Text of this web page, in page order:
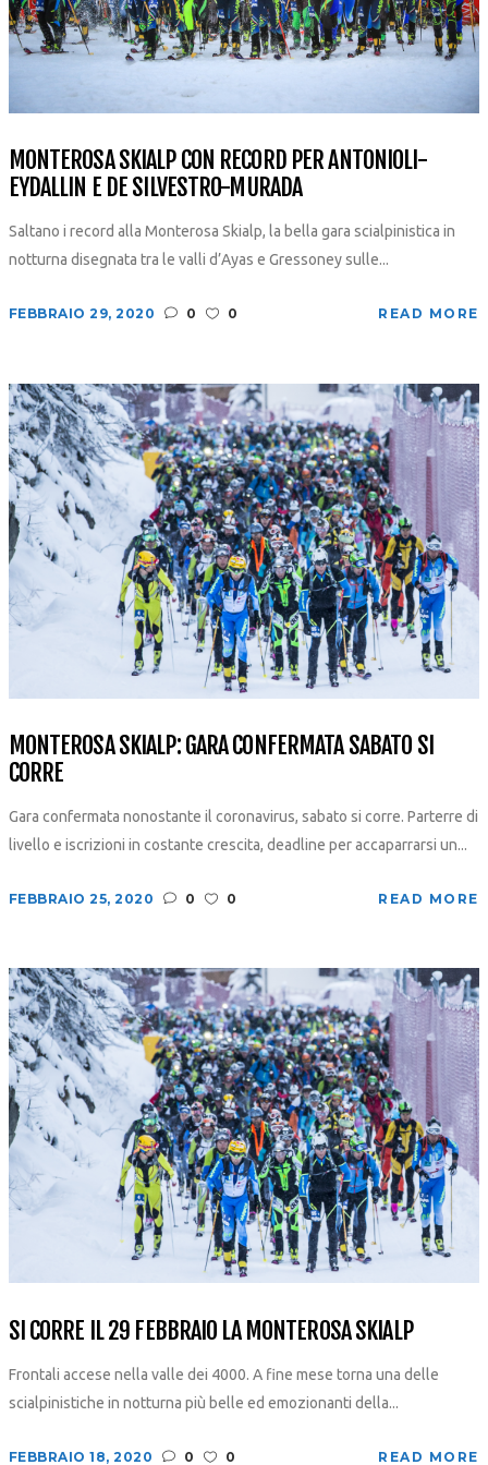
MONTEROSA SKIALP CON RECORD PER ANTONIOLI-
EYDALLIN E DE SILVESTRO-MURADA
Saltano i record alla Monterosa Skialp, la bella gara scialpinistica in
notturna disegnata tra le valli d’Ayas e Gressoney sulle...
FEBBRAIO 29, 2020 0 0 READ MORE
MONTEROSA SKIALP: GARA CONFERMATA SABATO SI
CORRE
Gara confermata nonostante il coronavirus, sabato si corre. Parterre di
livello e iscrizioni in costante crescita, deadline per accaparrarsi un...
FEBBRAIO 25, 2020 0 0 READ MORE
SI CORRE IL 29 FEBBRAIO LA MONTEROSA SKIALP
Frontali accese nella valle dei 4000. A fine mese torna una delle
scialpinistiche in notturna più belle ed emozionanti della...
FEBBRAIO 18, 2020 0 0 READ MORE